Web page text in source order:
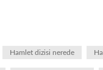
Hamlet dizisi nerede